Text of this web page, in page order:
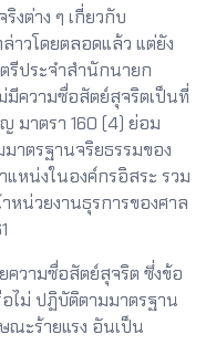
งต่าง ๆ เกี่ยวกับ
าวโดยตลอดแล้ว แต่ยัง
รีประจำสำนักนายก
มีความซื่อสัตย์สุจริตเป็นที่
มาตรา 160 (4) ย่อม
าตรฐานจริยธรรมของ
หน่งในองค์กรอิสระ รวม
หน่วยงานธุรการของศาล
วามซื่อสัตย์สุจริต ซึ่งข้อ
ไม่ ปฏิบัติตามมาตรฐาน
ณะร้ายแรง อันเป็น